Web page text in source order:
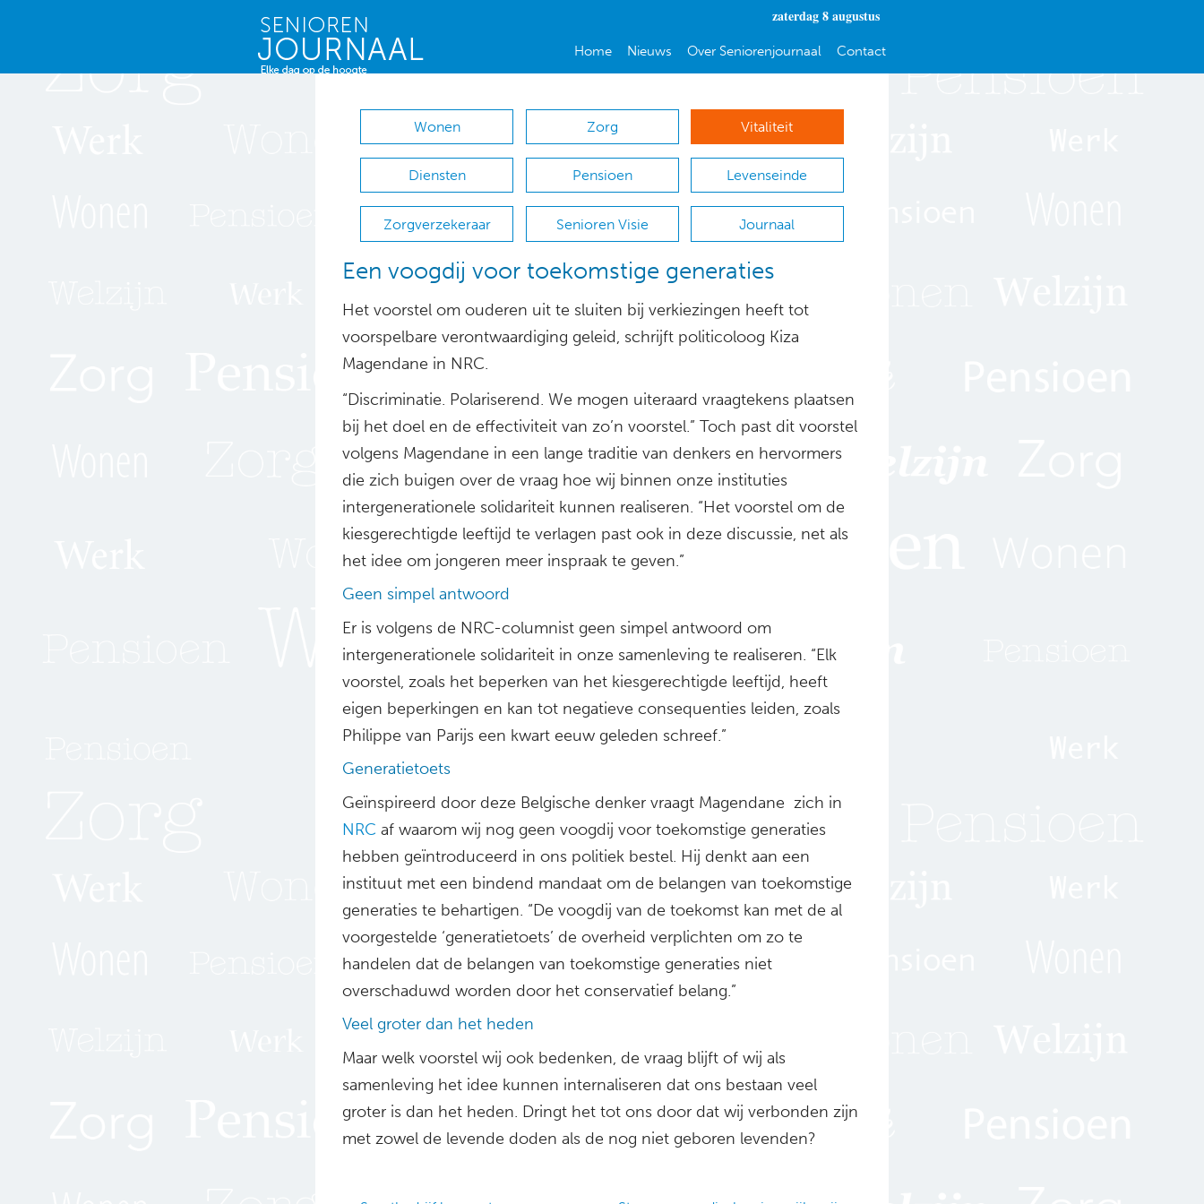
zaterdag 8 augustus
Home Nieuws Over Seniorenjournaal Contact
Wonen Zorg Vitaliteit
Diensten Pensioen Levenseinde
Zorgverzekeraar Senioren Visie Journaal
Een voogdij voor toekomstige generaties
Het voorstel om ouderen uit te sluiten bij verkiezingen heeft tot
voorspelbare verontwaardiging geleid, schrijft politicoloog Kiza
Magendane in NRC.
“Discriminatie. Polariserend. We mogen uiteraard vraagtekens plaatsen
bij het doel en de effectiviteit van zo’n voorstel.” Toch past dit voorstel
volgens Magendane in een lange traditie van denkers en hervormers
die zich buigen over de vraag hoe wij binnen onze instituties
intergenerationele solidariteit kunnen realiseren. “Het voorstel om de
kiesgerechtigde leeftijd te verlagen past ook in deze discussie, net als
het idee om jongeren meer inspraak te geven.”
Geen simpel antwoord
Er is volgens de NRC-columnist geen simpel antwoord om
intergenerationele solidariteit in onze samenleving te realiseren. “Elk
voorstel, zoals het beperken van het kiesgerechtigde leeftijd, heeft
eigen beperkingen en kan tot negatieve consequenties leiden, zoals
Philippe van Parijs een kwart eeuw geleden schreef.”
Generatietoets
Geïnspireerd door deze Belgische denker vraagt Magendane zich in
NRC af waarom wij nog geen voogdij voor toekomstige generaties
hebben geïntroduceerd in ons politiek bestel. Hij denkt aan een
instituut met een bindend mandaat om de belangen van toekomstige
generaties te behartigen. “De voogdij van de toekomst kan met de al
voorgestelde ‘generatietoets’ de overheid verplichten om zo te
handelen dat de belangen van toekomstige generaties niet
overschaduwd worden door het conservatief belang.”
Veel groter dan het heden
Maar welk voorstel wij ook bedenken, de vraag blijft of wij als
samenleving het idee kunnen internaliseren dat ons bestaan veel
groter is dan het heden. Dringt het tot ons door dat wij verbonden zijn
met zowel de levende doden als de nog niet geboren levenden?